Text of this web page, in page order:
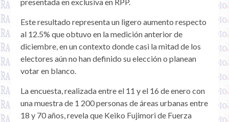
presentada en exclusiva en RPP.
Este resultado representa un ligero aumento respecto
al 12.5% que obtuvo en la medición anterior de
diciembre, en un contexto donde casi la mitad de los
electores aún no han definido su elección o planean
votar en blanco.
La encuesta, realizada entre el 11 y el 16 de enero con
una muestra de 1 200 personas de áreas urbanas entre
18 y 70 años, revela que Keiko Fujimori de Fuerza